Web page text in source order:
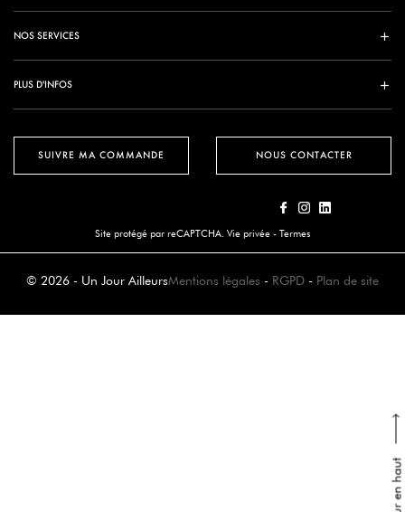
SUIVRE MA COMMANDE
NOS SERVICES
PLUS D'INFOS
NOUS CONTACTER
Site protégé par reCAPTCHA. Vie privée - Termes
© 2026 - Un Jour AilleursMentions légales - RGPD - Plan de site